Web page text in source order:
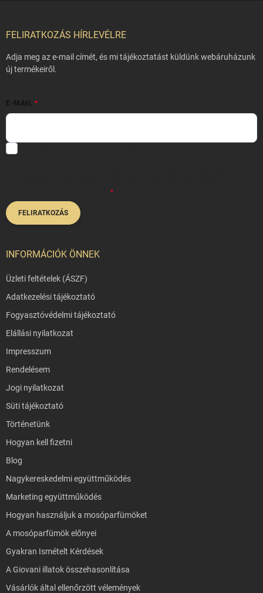
FELIRATKOZÁS HÍRLEVÉLRE
Adja meg az e-mail címét, és mi tájékoztatást küldünk webáruházunk
új termékeiről.
E-MAIL
FELIRATKOZÁS
INFORMÁCIÓK ÖNNEK
Üzleti feltételek (ÁSZF)
Adatkezelési tájékoztató
Fogyasztóvédelmi tájékoztató
Elállási nyilatkozat
Impresszum
Rendelésem
Jogi nyilatkozat
Süti tájékoztató
Történetünk
Hogyan kell fizetni
Blog
Nagykereskedelmi együttműködés
Marketing együttműködés
Hogyan használjuk a mosóparfümöket
A mosóparfümök előnyei
Gyakran Ismételt Kérdések
A Giovani illatok összehasonlítása
Vásárlók által ellenőrzött vélemények